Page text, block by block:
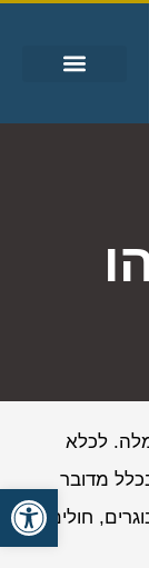
לכלא
מדובר
חולים פתח